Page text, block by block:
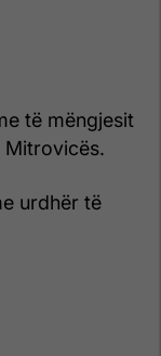
të mëngjesit
Mitrovicës.
urdhër të